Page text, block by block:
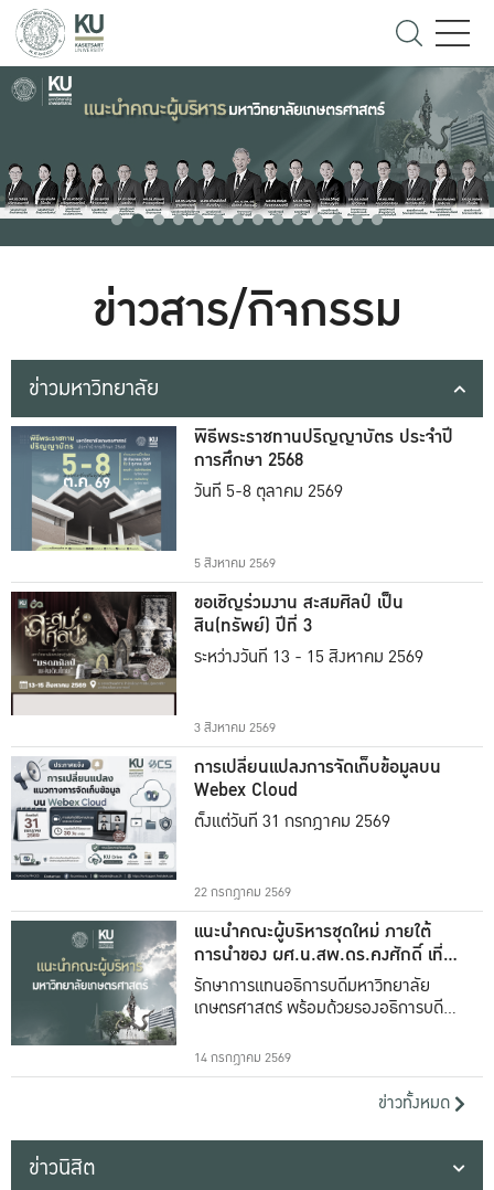
ข่าวสาร/กิจกรรม
ข่าวมหาวิทยาลัย
พิธีพระราชทานปริญญาบัตร ประจำปี
การศึกษา 2568
วันที่ 5-8 ตุลาคม 2569
5 สิงหาคม 2569
ขอเชิญร่วมงาน สะสมศิลป์ เป็น
สิน(ทรัพย์) ปีที่ 3
ระหว่างวันที่ 13 - 15 สิงหาคม 2569
3 สิงหาคม 2569
การเปลี่ยนแปลงการจัดเก็บข้อมูลบน
Webex Cloud
ตั้งแต่วันที่ 31 กรกฎาคม 2569
22 กรกฎาคม 2569
แนะนำคณะผู้บริหารชุดใหม่ ภายใต้
การนำของ ผศ.น.สพ.ดร.คงศักดิ์ เที่ยง
ธรรม
รักษาการแทนอธิการบดีมหาวิทยาลัย
เกษตรศาสตร์ พร้อมด้วยรองอธิการบดีทั้ง
14 กรกฎาคม 2569
ข่าวทั้งหมด
ข่าวนิสิต